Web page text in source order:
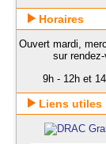
Horaires
Ouvert mardi,
sur
9h - 12h et
Liens utiles